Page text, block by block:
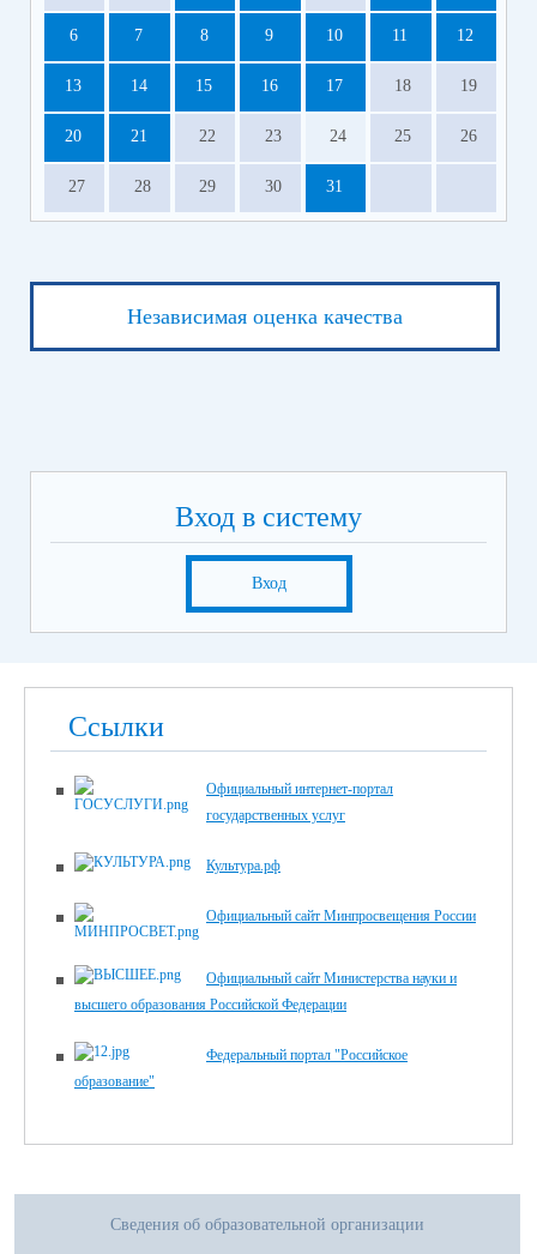
6 7 8 9 10 11 12
13 14 15 16 17 18 19
20 21 22 23 24 25 26
27 28 29 30 31
Независимая оценка качества
Вход в систему
Вход
Ссылки
Официальный интернет-портал
государственных услуг
Культура.рф
Официальный сайт Минпросвещения России
Официальный сайт Министерства науки и
высшего образования Российской Федерации
Федеральный портал "Российское
образование"
Сведения об образовательной организации